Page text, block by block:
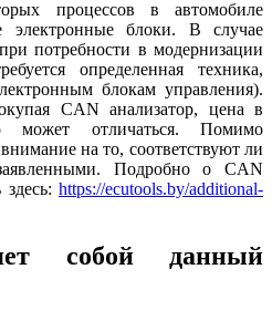
процессов в автомобиле
электронные блоки. В случае
потребности в модернизации
определенная техника,
блокам управления).
CAN анализатор, цена в
может отличаться. Помимо
на то, соответствуют ли
Подробно о CAN
https://ecutools.by/additional-
собой данный